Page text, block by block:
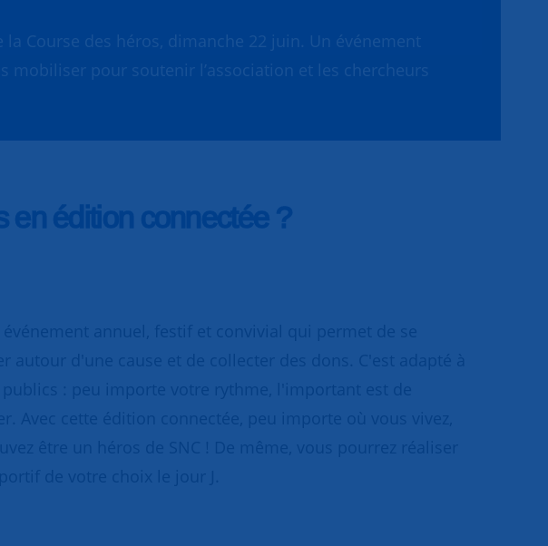
Course des héros, dimanche 22 juin. Un événement
pour soutenir l’association et les chercheurs
en édition connectée ?